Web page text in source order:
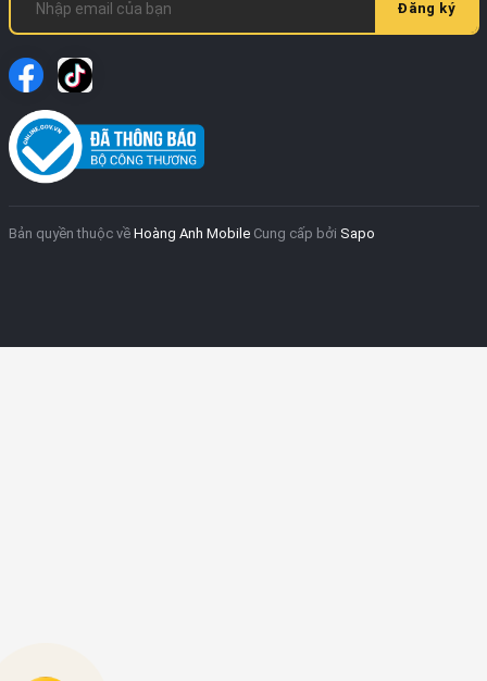
Đăng ký
Bản quyền thuộc về Hoàng Anh Mobile Cung cấp bởi Sapo